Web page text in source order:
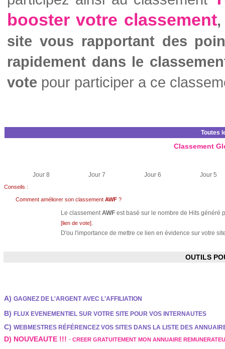
booster votre classement,
site vous rapportant des
rapidement dans le
vote pour participer a ce
Toutes
Classement
Jour 8 Jour 7 Jour 6 Jour 5
Conseils :
Comment améliorer son classement AWF ?
Le classementAWF est basé sur le nombre de Hits généré
[lien de vote].
D'ou l'importance de mettre ce lien en évidence sur votre
OUTILS
A) GAGNEZ DE L'ARGENT AVEC L'AFFILIATION
B) FLUX EVENEMENTIEL SUR VOTRE SITE POUR VOS INTERNAUTES
C) WEBMESTRES RÉFÉRENCEZ VOS SITES DANS LA LISTE DES
D) NOUVEAUTE !!! - CREER GRATUITEMENT MON ANNUAIRE